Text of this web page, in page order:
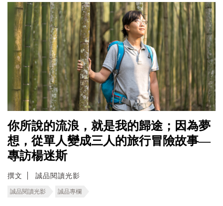
你所說的流浪，就是我的歸途；因為夢
想，從單人變成三人的旅行冒險故事—
專訪楊迷斯
撰文 誠品閱讀光影
誠品閱讀光影 誠品專欄